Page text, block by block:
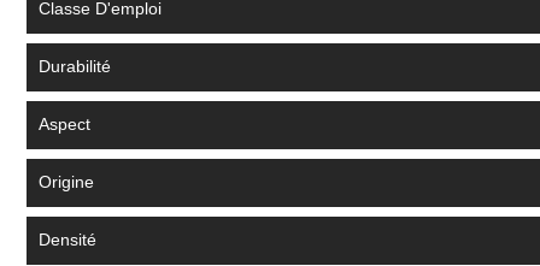
Classe D'emploi
Durabilité
Aspect
Origine
Densité